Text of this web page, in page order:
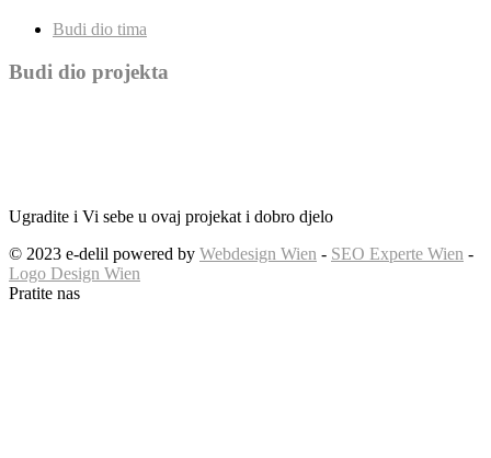
Budi dio tima
Budi dio projekta
Ugradite i Vi sebe u ovaj projekat i dobro djelo
© 2023 e-delil powered by Webdesign Wien - SEO Experte Wien -
Logo Design Wien
Pratite nas